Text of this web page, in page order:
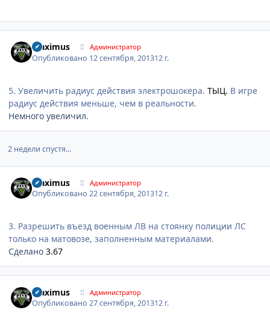
Maximus Администратор
Опубликовано 12 сентября, 201312 г.
5. Увеличить радиус действия электрошокера. ТЫЦ. В игре
радиус действия меньше, чем в реальности.
Немного увеличил.
2 недели спустя...
Maximus Администратор
Опубликовано22 сентября, 201312 г.
3. Разрешить въезд военным ЛВ на стоянку полиции ЛС
только на матовозе, заполненным материалами.
Сделано 3.67
Maximus Администратор
Опубликовано27 сентября, 201312 г.